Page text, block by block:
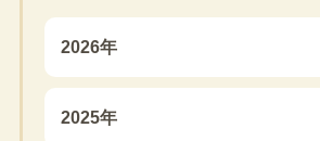
2026年
2025年